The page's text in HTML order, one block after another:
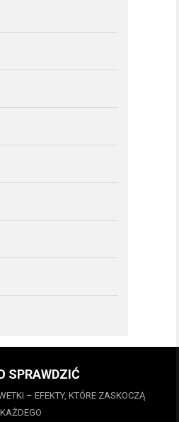
SPRAWDZIĆ
– EFEKTY, KTÓRE ZASKOCZĄ
KAŻDEGO